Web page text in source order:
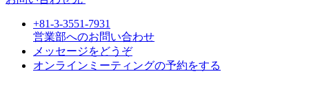
+81-3-3551-7931
営業部へのお問い合わせ
メッセージをどうぞ
オンラインミーティングの予約をする